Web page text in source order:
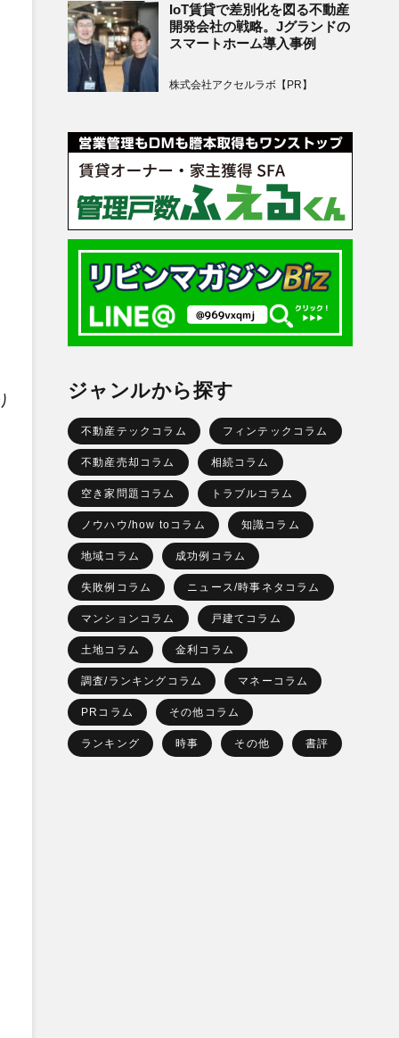
IoT賃貸で差別化を図る不動産
開発会社の戦略。Jグランドの
スマートホーム導入事例
株式会社アクセルラボ【PR】
ジャンルから探す
不動産テックコラム フィンテックコラム
不動産売却コラム 相続コラム
空き家問題コラム トラブルコラム
ノウハウ/how toコラム 知識コラム
地域コラム 成功例コラム
失敗例コラム ニュース/時事ネタコラム
マンションコラム 戸建てコラム
土地コラム 金利コラム
調査/ランキングコラム マネーコラム
PRコラム その他コラム
ランキング 時事 その他 書評